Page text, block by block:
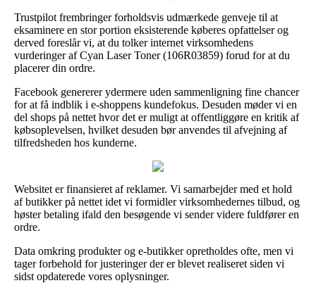
Trustpilot frembringer forholdsvis udmærkede genveje til at
eksaminere en stor portion eksisterende køberes opfattelser og
derved foreslår vi, at du tolker internet virksomhedens
vurderinger af Cyan Laser Toner (106R03859) forud for at du
placerer din ordre.
Facebook genererer ydermere uden sammenligning fine chancer
for at få indblik i e-shoppens kundefokus. Desuden møder vi en
del shops på nettet hvor det er muligt at offentliggøre en kritik af
købsoplevelsen, hvilket desuden bør anvendes til afvejning af
tilfredsheden hos kunderne.
Websitet er finansieret af reklamer. Vi samarbejder med et hold
af butikker på nettet idet vi formidler virksomhedernes tilbud, og
høster betaling ifald den besøgende vi sender videre fuldfører en
ordre.
Data omkring produkter og e-butikker opretholdes ofte, men vi
tager forbehold for justeringer der er blevet realiseret siden vi
sidst opdaterede vores oplysninger.